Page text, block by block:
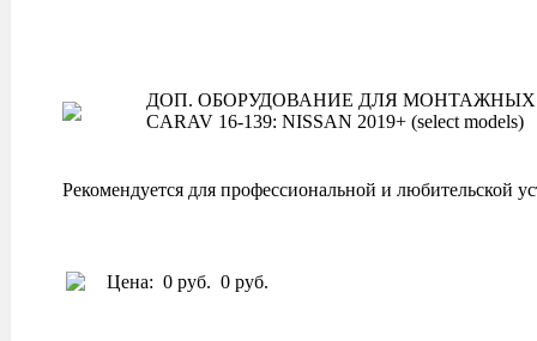
ДОП. ОБОРУДОВАНИЕ ДЛЯ МОНТАЖНЫХ
CARAV 16-139: NISSAN 2019+ (select models)
Рекомендуется для профессиональной и любительской
Цена: 0 руб. 0 руб.